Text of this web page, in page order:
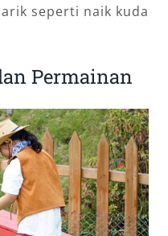
seperti naik kuda
Permainan